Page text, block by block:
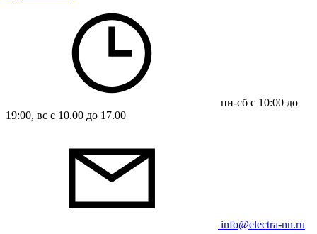
пн-сб с 10:00 до
19:00, вс с 10.00 до 17.00
info@electra-nn.ru